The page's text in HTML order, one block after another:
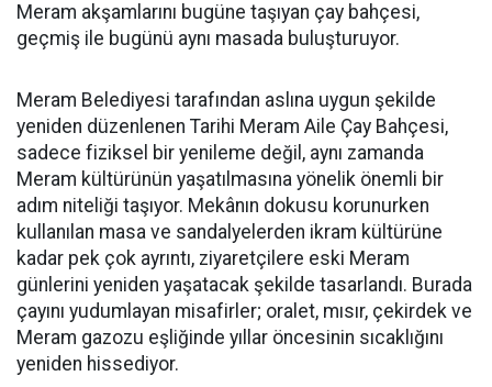
Meram akşamlarını bugüne taşıyan çay bahçesi,
geçmiş ile bugünü aynı masada buluşturuyor.
Meram Belediyesi tarafından aslına uygun şekilde
yeniden düzenlenen Tarihi Meram Aile Çay Bahçesi,
sadece fiziksel bir yenileme değil, aynı zamanda
Meram kültürünün yaşatılmasına yönelik önemli bir
adım niteliği taşıyor. Mekânın dokusu korunurken
kullanılan masa ve sandalyelerden ikram kültürüne
kadar pek çok ayrıntı, ziyaretçilere eski Meram
günlerini yeniden yaşatacak şekilde tasarlandı. Burada
çayını yudumlayan misafirler; oralet, mısır, çekirdek ve
Meram gazozu eşliğinde yıllar öncesinin sıcaklığını
yeniden hissediyor.